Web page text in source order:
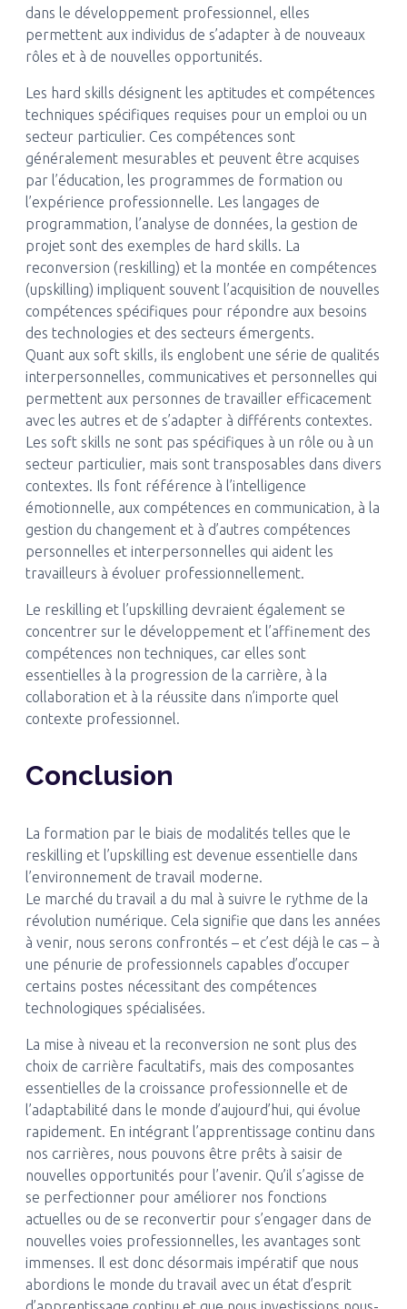
dans le développement professionnel, elles
permettent aux individus de s’adapter à de nouveaux
rôles et à de nouvelles opportunités.
Les hard skills désignent les aptitudes et compétences
techniques spécifiques requises pour un emploi ou un
secteur particulier. Ces compétences sont
généralement mesurables et peuvent être acquises
par l’éducation, les programmes de formation ou
l’expérience professionnelle. Les langages de
programmation, l’analyse de données, la gestion de
projet sont des exemples de hard skills. La
reconversion (reskilling) et la montée en compétences
(upskilling) impliquent souvent l’acquisition de nouvelles
compétences spécifiques pour répondre aux besoins
des technologies et des secteurs émergents.
Quant aux soft skills, ils englobent une série de qualités
interpersonnelles, communicatives et personnelles qui
permettent aux personnes de travailler efficacement
avec les autres et de s’adapter à différents contextes.
Les soft skills ne sont pas spécifiques à un rôle ou à un
secteur particulier, mais sont transposables dans divers
contextes. Ils font référence à l’intelligence
émotionnelle, aux compétences en communication, à la
gestion du changement et à d’autres compétences
personnelles et interpersonnelles qui aident les
travailleurs à évoluer professionnellement.
Le reskilling et l’upskilling devraient également se
concentrer sur le développement et l’affinement des
compétences non techniques, car elles sont
essentielles à la progression de la carrière, à la
collaboration et à la réussite dans n’importe quel
contexte professionnel.
Conclusion
La formation par le biais de modalités telles que le
reskilling et l’upskilling est devenue essentielle dans
l’environnement de travail moderne.
Le marché du travail a du mal à suivre le rythme de la
révolution numérique. Cela signifie que dans les années
à venir, nous serons confrontés – et c’est déjà le cas – à
une pénurie de professionnels capables d’occuper
certains postes nécessitant des compétences
technologiques spécialisées.
La mise à niveau et la reconversion ne sont plus des
choix de carrière facultatifs, mais des composantes
essentielles de la croissance professionnelle et de
l’adaptabilité dans le monde d’aujourd’hui, qui évolue
rapidement. En intégrant l’apprentissage continu dans
nos carrières, nous pouvons être prêts à saisir de
nouvelles opportunités pour l’avenir. Qu’il s’agisse de
se perfectionner pour améliorer nos fonctions
actuelles ou de se reconvertir pour s’engager dans de
nouvelles voies professionnelles, les avantages sont
immenses. Il est donc désormais impératif que nous
abordions le monde du travail avec un état d’esprit